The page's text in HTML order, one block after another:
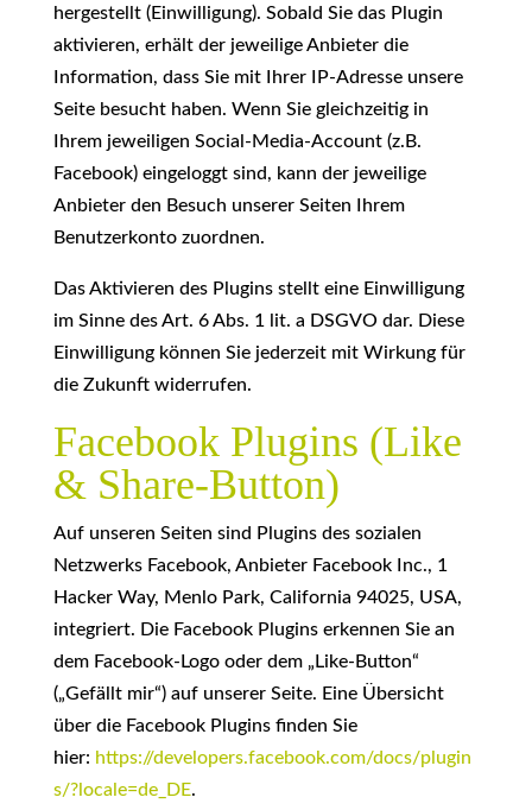
hergestellt (Einwilligung). Sobald Sie das Plugin
aktivieren, erhält der jeweilige Anbieter die
Information, dass Sie mit Ihrer IP-Adresse unsere
Seite besucht haben. Wenn Sie gleichzeitig in
Ihrem jeweiligen Social-Media-Account (z.B.
Facebook) eingeloggt sind, kann der jeweilige
Anbieter den Besuch unserer Seiten Ihrem
Benutzerkonto zuordnen.
Das Aktivieren des Plugins stellt eine Einwilligung
im Sinne des Art. 6 Abs. 1 lit. a DSGVO dar. Diese
Einwilligung können Sie jederzeit mit Wirkung für
die Zukunft widerrufen.
Facebook Plugins (Like
& Share-Button)
Auf unseren Seiten sind Plugins des sozialen
Netzwerks Facebook, Anbieter Facebook Inc., 1
Hacker Way, Menlo Park, California 94025, USA,
integriert. Die Facebook Plugins erkennen Sie an
dem Facebook-Logo oder dem „Like-Button“
(„Gefällt mir“) auf unserer Seite. Eine Übersicht
über die Facebook Plugins finden Sie
hier: https://developers.facebook.com/docs/plugin
s/?locale=de_DE.